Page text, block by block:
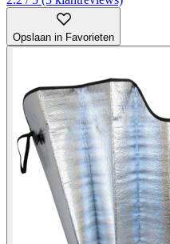
Opslaan in Favorieten